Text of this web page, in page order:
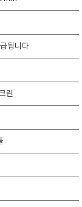
됩니다
린